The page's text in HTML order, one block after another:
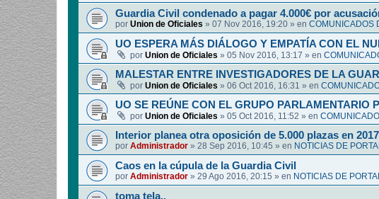
Guardia Civil condenado a pagar 4.000€ por
por Union de Oficiales » 07 Nov 2016, 19:20 » en COMUNICADOS
UO ESPERA MÁS DIÁLOGO Y EMPATÍA CON EL
por Union de Oficiales » 05 Nov 2016, 13:17 » en
MALESTAR ENTRE INVESTIGADORES DE LA
por Union de Oficiales » 06 Oct 2016, 16:31 » en
UO SE REÚNE CON EL GRUPO PARLAMENTARIO
por Union de Oficiales » 05 Oct 2016, 11:52 » en
Interior planea otra oposición de 5.000 plazas en 2017
por Administrador » 28 Sep 2016, 10:45 » en NOTICIAS DE
Caos en la cúpula de la Guardia Civil
por Administrador » 29 Ago 2016, 20:15 » en NOTICIAS DE
toma tela..